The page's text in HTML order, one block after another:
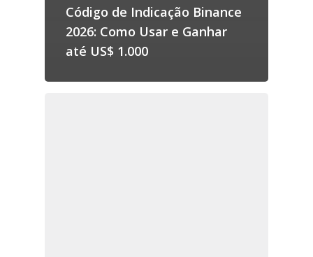
Código de Indicação Binance
2026: Como Usar e Ganhar
até US$ 1.000